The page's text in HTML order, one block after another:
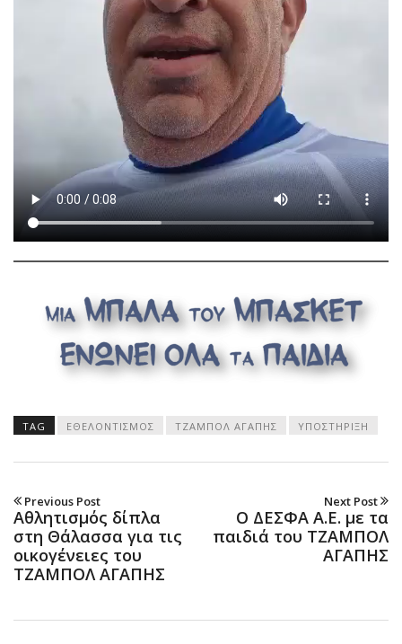
TAG ΕΘΕΛΟΝΤΙΣΜΟΣ ΤΖΑΜΠΟΛ ΑΓΑΠΗΣ ΥΠΟΣΤΗΡΙΞΗ
Previous Post
Αθλητισμός δίπλα
στη Θάλασσα για τις
οικογένειες του
ΤΖΑΜΠΟΛ ΑΓΑΠΗΣ
Next Post
Ο ΔΕΣΦΑ Α.Ε. με τα
παιδιά του ΤΖΑΜΠΟΛ
ΑΓΑΠΗΣ